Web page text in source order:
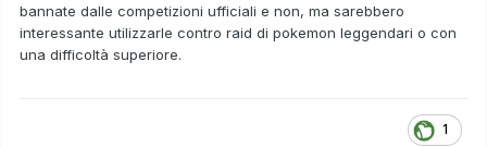
bannate dalle competizioni ufficiali e non, ma sarebbero
interessante utilizzarle contro raid di pokemon leggendari o con
una difficoltà superiore.
1